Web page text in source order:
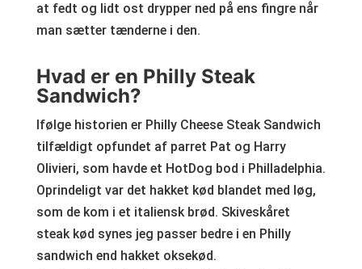
at fedt og lidt ost drypper ned på ens fingre når
man sætter tænderne i den.
Hvad er en Philly Steak
Sandwich?
Ifølge historien er Philly Cheese Steak Sandwich
tilfældigt opfundet af parret Pat og Harry
Olivieri, som havde et HotDog bod i Philladelphia.
Oprindeligt var det hakket kød blandet med løg,
som de kom i et italiensk brød. Skiveskåret
steak kød synes jeg passer bedre i en Philly
sandwich end hakket oksekød.